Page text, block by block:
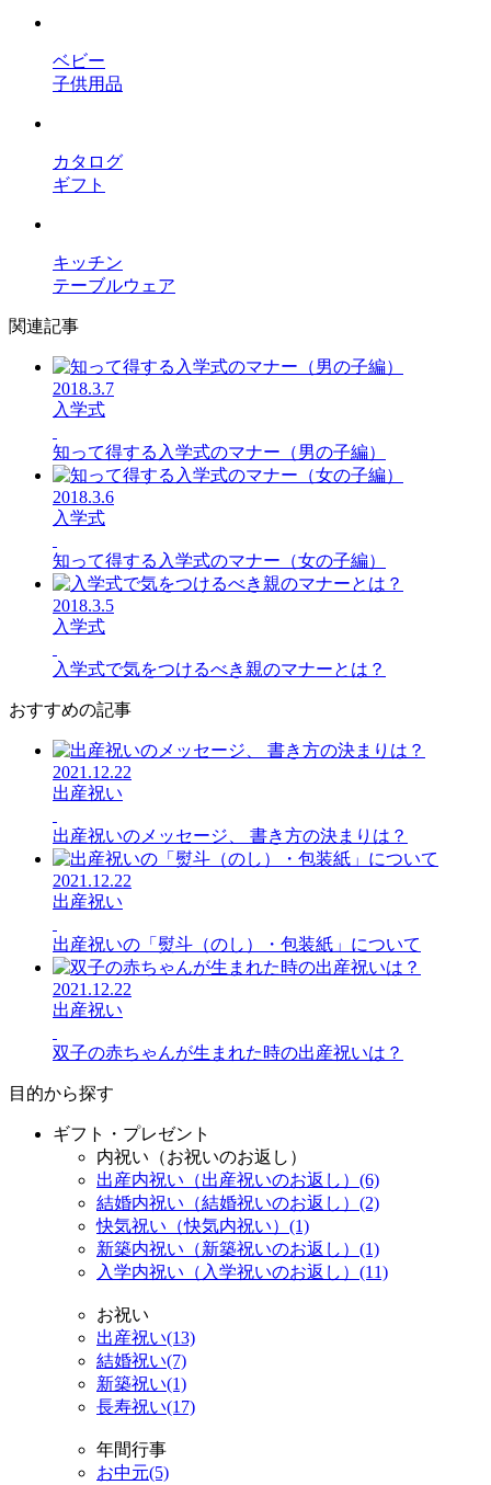
ベビー
子供用品
カタログ
ギフト
キッチン
テーブルウェア
関連記事
2018.3.7
入学式
知って得する入学式のマナー（男の子編）
2018.3.6
入学式
知って得する入学式のマナー（女の子編）
2018.3.5
入学式
入学式で気をつけるべき親のマナーとは？
おすすめの記事
2021.12.22
出産祝い
出産祝いのメッセージ、 書き方の決まりは？
2021.12.22
出産祝い
出産祝いの「熨斗（のし）・包装紙」について
2021.12.22
出産祝い
双子の赤ちゃんが生まれた時の出産祝いは？
目的から探す
ギフト・プレゼント
内祝い（お祝いのお返し）
出産内祝い（出産祝いのお返し）(6)
結婚内祝い（結婚祝いのお返し）(2)
快気祝い（快気内祝い）(1)
新築内祝い（新築祝いのお返し）(1)
入学内祝い（入学祝いのお返し）(11)
お祝い
出産祝い(13)
結婚祝い(7)
新築祝い(1)
長寿祝い(17)
年間行事
お中元(5)